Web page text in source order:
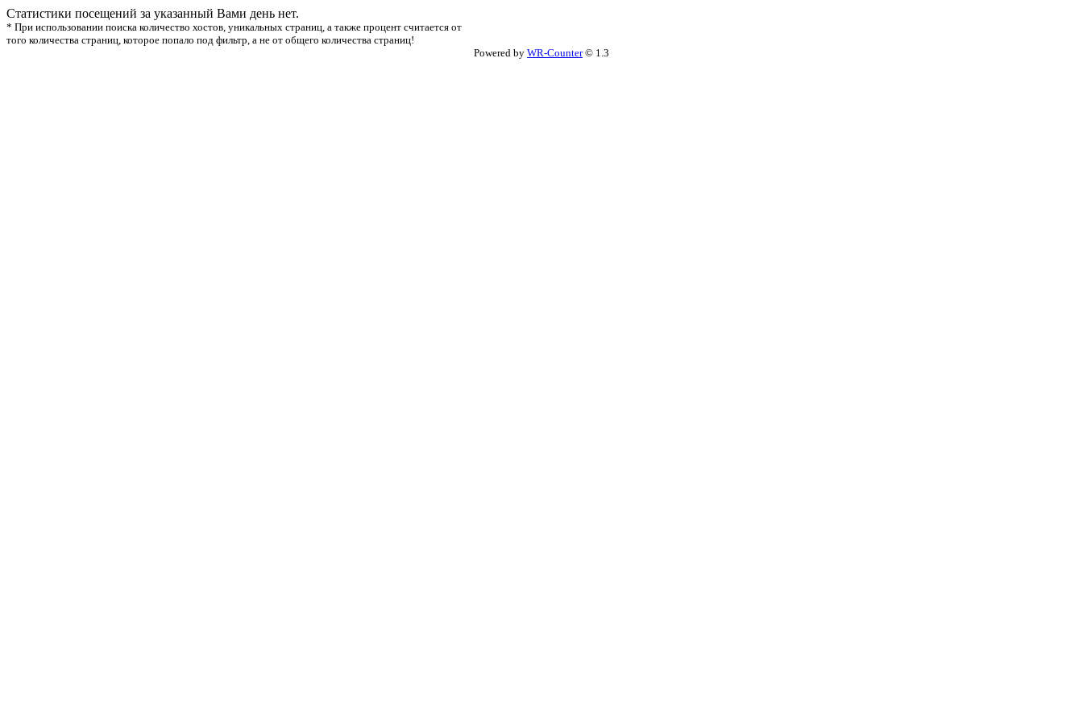
Статистики посещений за указанный Вами день нет.
* При использовании поиска количество хостов, уникальных страниц, а также процент считается от
того количества страниц, которое попало под фильтр, а не от общего количества страниц!
Powered by WR-Counter© 1.3